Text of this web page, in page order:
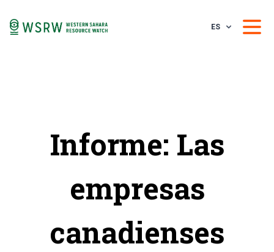
ES
Informe: Las
empresas
canadienses